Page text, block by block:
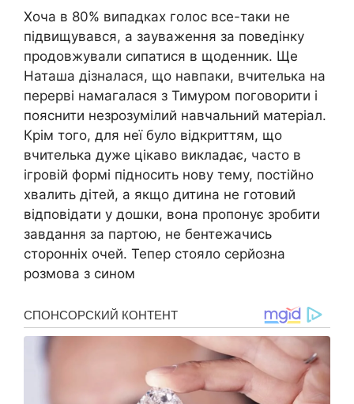
Хоча в 80% випадках голос все-таки не
підвищувався, а зауваження за поведінку
продовжували сипатися в щоденник. Ще
Наташа дізналася, що навпаки, вчителька на
перерві намагалася з Тимуром поговорити і
пояснити незрозумілий навчальний матеріал.
Крім того, для неї було відкриттям, що
вчителька дуже цікаво викладає, часто в
ігровій формі підносить нову тему, постійно
хвалить дітей, а якщо дитина не готовий
відповідати у дошки, вона пропонує зробити
завдання за партою, не бентежачись
сторонніх очей. Тепер стояло серйозна
розмова з сином